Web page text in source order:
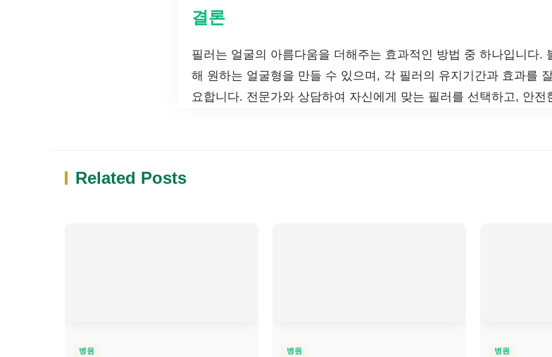
결론
필러는 얼굴의 아름다움을 더해주는 효과적인 방법 중 하나입니다.
해 원하는 얼굴형을 만들 수 있으며, 각 필러의 유지기간과 효과를
요합니다. 전문가와 상담하여 자신에게 맞는 필러를 선택하고, 안
Related Posts
병원 병원 병원